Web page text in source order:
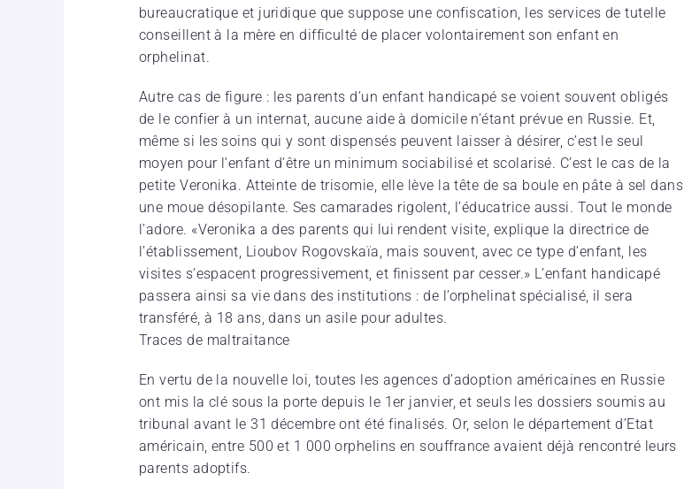
bureaucratique et juridique que suppose une confiscation, les services de tutelle
conseillent à la mère en difficulté de placer volontairement son enfant en
orphelinat.
Autre cas de figure : les parents d’un enfant handicapé se voient souvent obligés
de le confier à un internat, aucune aide à domicile n’étant prévue en Russie. Et,
même si les soins qui y sont dispensés peuvent laisser à désirer, c’est le seul
moyen pour l’enfant d’être un minimum sociabilisé et scolarisé. C’est le cas de la
petite Veronika. Atteinte de trisomie, elle lève la tête de sa boule en pâte à sel dans
une moue désopilante. Ses camarades rigolent, l’éducatrice aussi. Tout le monde
l’adore. «Veronika a des parents qui lui rendent visite, explique la directrice de
l’établissement, Lioubov Rogovskaïa, mais souvent, avec ce type d’enfant, les
visites s’espacent progressivement, et finissent par cesser.» L’enfant handicapé
passera ainsi sa vie dans des institutions : de l’orphelinat spécialisé, il sera
transféré, à 18 ans, dans un asile pour adultes.
Traces de maltraitance
En vertu de la nouvelle loi, toutes les agences d’adoption américaines en Russie
ont mis la clé sous la porte depuis le 1er janvier, et seuls les dossiers soumis au
tribunal avant le 31 décembre ont été finalisés. Or, selon le département d’Etat
américain, entre 500 et 1 000 orphelins en souffrance avaient déjà rencontré leurs
parents adoptifs.